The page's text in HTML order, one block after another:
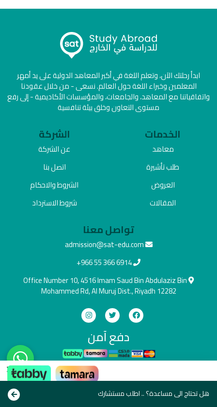
ابدأ رحلتك الآن، وتعلم اللغة في أكبر المعاهد الدولية على يد أمهر
المعلمين وخبراء اللغة حول العالم. نسعى - من خلال عقودنا
واتفاقياتنا مع المعاهد، والجامعات، والمؤسسات الأكاديمية - إلى رفع
مستوى التعاون وخلق بيئة تنافسية
الخدمات
معاهد
طلب تأشيرة
العروض
المقالات
الشركة
عن الشركة
اتصل بنا
الشروط والاحكام
شروط الاسترداد
تواصل معنا
admission@sat-edu.com
+966 55 366 6914
Office Number 10, 4516 Imam Saud Bin Abdulaziz Bin
Mohammed Rd, Al Muruj Dist., Riyadh 12282
دفع آمن
Copyright © All rights reserve 2021
هل تحتاج الى مساعدة؟ .. اطلب مستشارك
×